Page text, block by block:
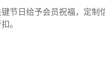
日给予会员祝福，定制
。